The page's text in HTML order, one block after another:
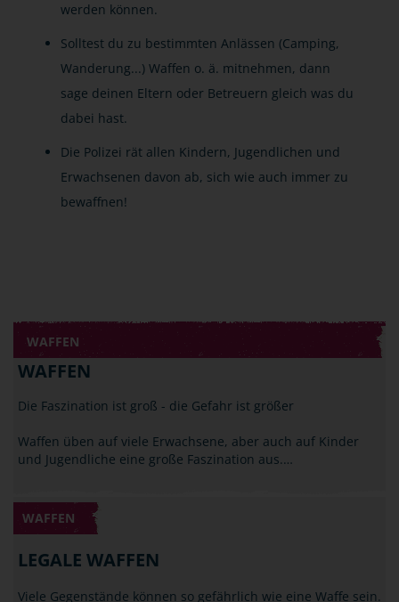
werden können.
Solltest du zu bestimmten Anlässen (Camping,
Wanderung...) Waffen o. ä. mitnehmen, dann
sage deinen Eltern oder Betreuern gleich was du
dabei hast.
Die Polizei rät allen Kindern, Jugendlichen und
Erwachsenen davon ab, sich wie auch immer zu
bewaffnen!
WAFFEN
WAFFEN
Die Faszination ist groß - die Gefahr ist größer
Waffen üben auf viele Erwachsene, aber auch auf Kinder
und Jugendliche eine große Faszination aus.…
WAFFEN
LEGALE WAFFEN
Viele Gegenstände können so gefährlich wie eine Waffe sein.